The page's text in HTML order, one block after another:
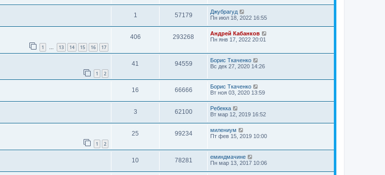
1 57179
Джубрагуд
Пн июл 18, 2022 16:55
1 … 13 14 15 16 17
406 293268
Андрей Кабанков
Пн янв 17, 2022 20:01
1 2
41 94559
Борис Ткаченко
Вс дек 27, 2020 14:26
16 66666
Борис Ткаченко
Вт ноя 03, 2020 13:59
3 62100
Ребекка
Вт мар 12, 2019 16:52
1 2
25 99234
милениум
Пт фев 15, 2019 10:00
10 78281
еминдмачине
Пн мар 13, 2017 10:06